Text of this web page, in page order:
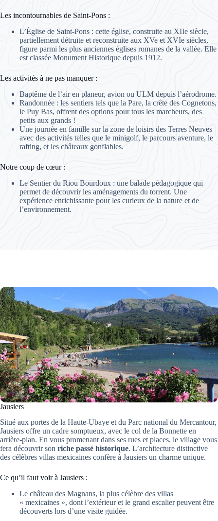
Les incontournables de Saint-Pons :
L’Église de Saint-Pons : cette église, construite au XIIe siècle,
partiellement détruite et reconstruite aux XVe et XVIe siècles,
figure parmi les plus anciennes églises romanes de la vallée. Elle
est classée Monument Historique depuis 1912.
Les activités à ne pas manquer :
Baptême de l’air en planeur, avion ou ULM depuis l’aérodrome.
Randonnée : les sentiers tels que la Pare, la crête des Cognetons,
le Puy Bas, offrent des options pour tous les marcheurs, des
petits aux grands !
Une journée en famille sur la zone de loisirs des Terres Neuves
avec des activités telles que le minigolf, le parcours aventure, le
rafting, et les châteaux gonflables.
Notre coup de cœur :
Le Sentier du Riou Bourdoux : une balade pédagogique qui
permet de découvrir les aménagements du torrent. Une
expérience enrichissante pour les curieux de la nature et de
l’environnement.
Jausiers
Situé aux portes de la Haute-Ubaye et du Parc national du Mercantour,
Jausiers offre un cadre somptueux, avec le col de la Bonnette en
arrière-plan. En vous promenant dans ses rues et places, le village vous
fera découvrir son riche passé historique. L’architecture distinctive
des célèbres villas mexicaines confère à Jausiers un charme unique.
Ce qu’il faut voir à Jausiers :
Le château des Magnans, la plus célèbre des villas
« mexicaines », dont l’extérieur et le grand escalier peuvent être
découverts lors d’une visite guidée.